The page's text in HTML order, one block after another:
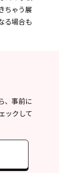
ちゃう展
る場合も
、事前に
ックして